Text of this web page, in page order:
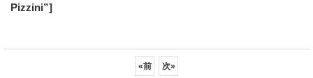
Pizzini”]
«前 次»